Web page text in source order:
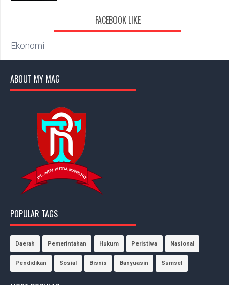
FACEBOOK LIKE
Ekonomi
ABOUT MY MAG
POPULAR TAGS
Daerah Pemerintahan Hukum Peristiwa Nasional
Pendidikan Sosial Bisnis Banyuasin Sumsel